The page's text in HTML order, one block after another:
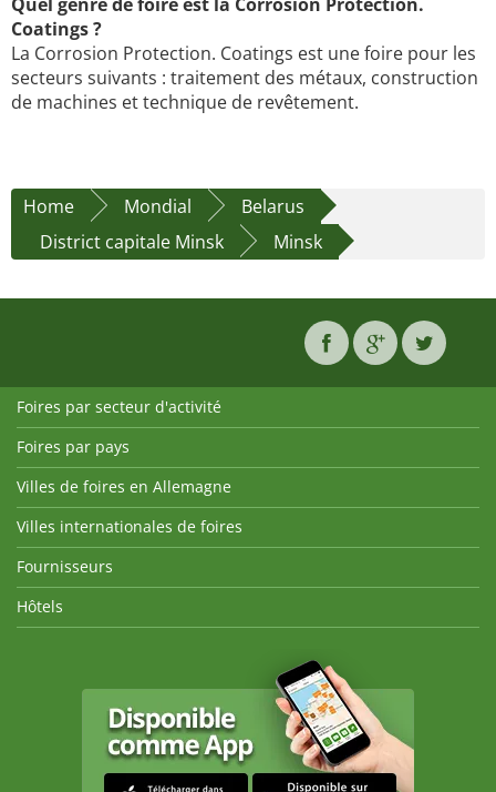
Quel genre de foire est la Corrosion Protection.
Coatings ?
La Corrosion Protection. Coatings est une foire pour les
secteurs suivants : traitement des métaux, construction
de machines et technique de revêtement.
Home Mondial
Belarus
District capitale Minsk
Minsk
Foires par secteur d'activité
Foires par pays
Villes de foires en Allemagne
Villes internationales de foires
Fournisseurs
Hôtels